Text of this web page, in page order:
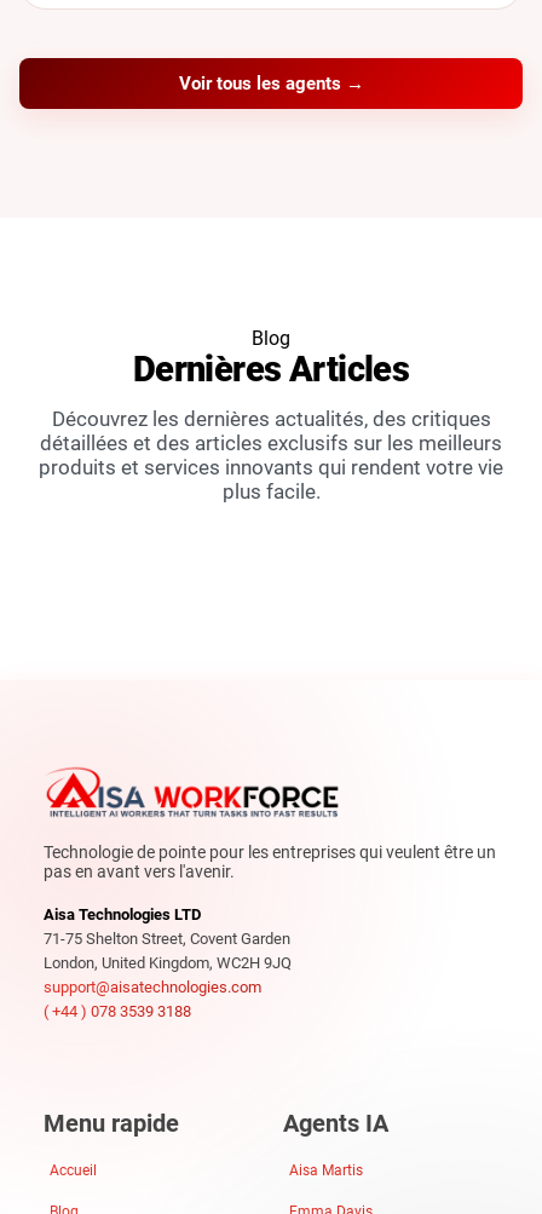
Voir tous les agents →
Blog
Dernières Articles
Découvrez les dernières actualités, des critiques
détaillées et des articles exclusifs sur les meilleurs
produits et services innovants qui rendent votre vie
plus facile.
Technologie de pointe pour les entreprises qui veulent être un
pas en avant vers l'avenir.
Aisa Technologies LTD
71-75 Shelton Street, Covent Garden
London, United Kingdom, WC2H 9JQ
support@aisatechnologies.com
( +44 ) 078 3539 3188
Menu rapide
Accueil
Agents IA
Aisa Martis